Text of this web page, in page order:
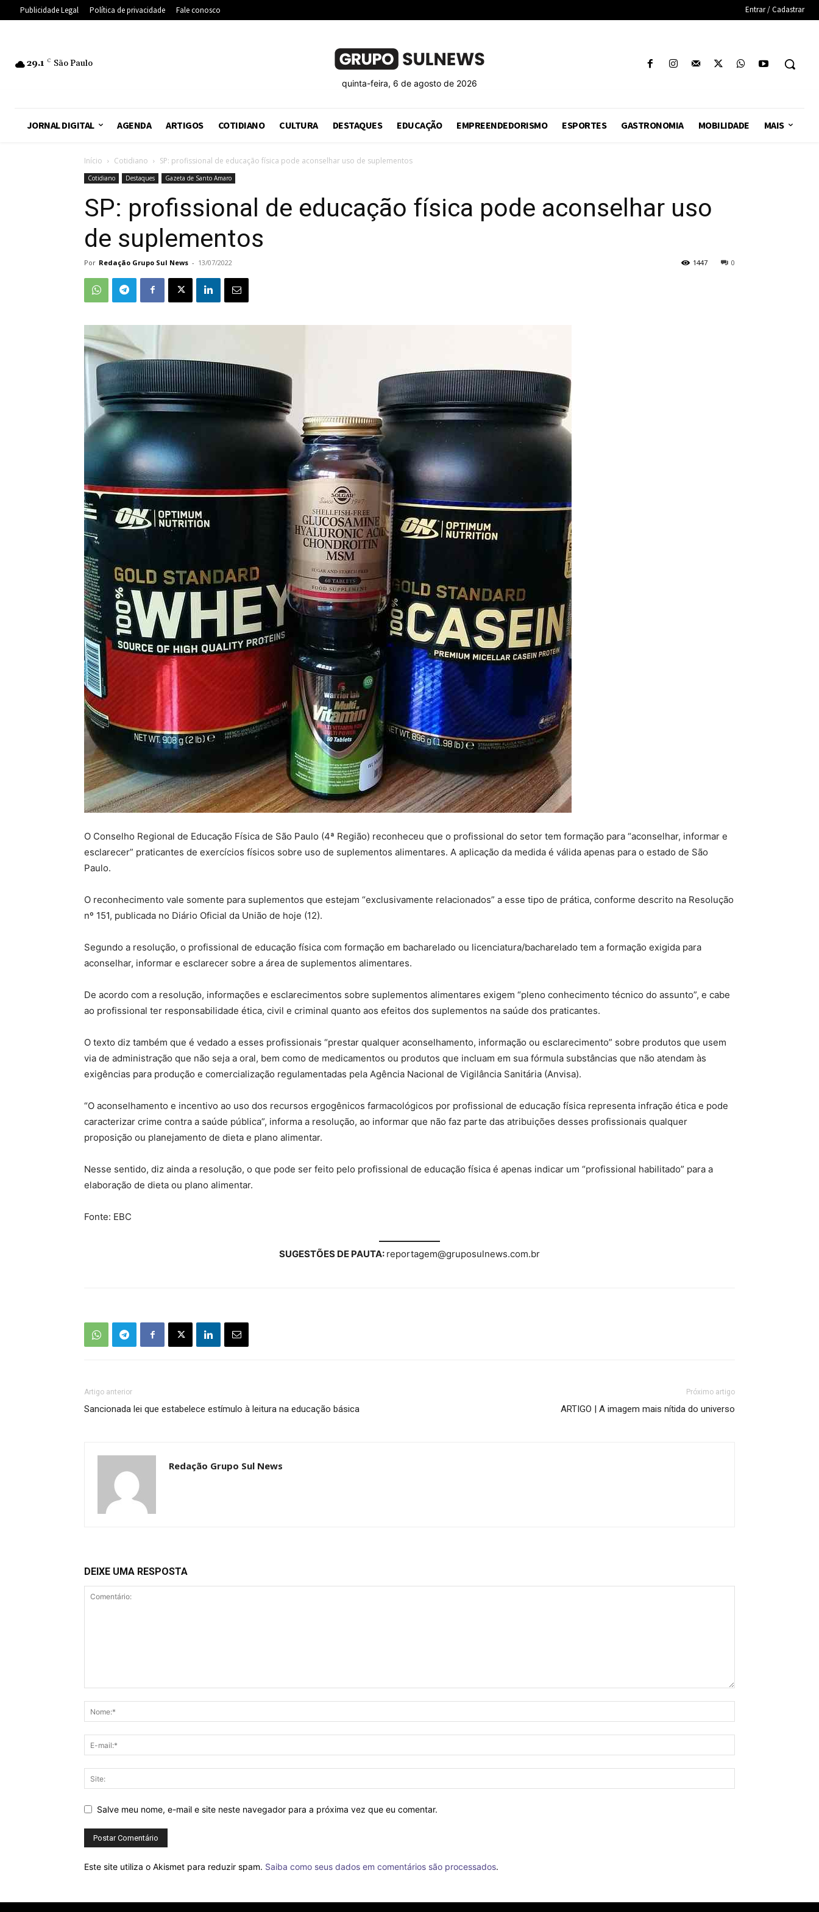
Publicidade Legal Política de privacidade Fale conosco Entrar / Cadastrar
29.1 C São Paulo
quinta-feira, 6 de agosto de 2026
JORNAL DIGITAL AGENDA ARTIGOS COTIDIANO CULTURA DESTAQUES EDUCAÇÃO EMPREENDEDORISMO ESPORTES GASTRONOMIA MOBILIDADE MAIS
Início Cotidiano SP: profissional de educação física pode aconselhar uso de suplementos
Cotidiano Destaques Gazeta de Santo Amaro
SP: profissional de educação física pode aconselhar uso
de suplementos
Por Redação Grupo Sul News - 13/07/2022 0
1447
O Conselho Regional de Educação Física de São Paulo (4ª Região) reconheceu que o profissional do setor tem formação para “aconselhar, informar e
esclarecer” praticantes de exercícios físicos sobre uso de suplementos alimentares. A aplicação da medida é válida apenas para o estado de São
Paulo.
O reconhecimento vale somente para suplementos que estejam “exclusivamente relacionados” a esse tipo de prática, conforme descrito na Resolução
nº 151, publicada no Diário Oficial da União de hoje (12).
Segundo a resolução, o profissional de educação física com formação em bacharelado ou licenciatura/bacharelado tem a formação exigida para
aconselhar, informar e esclarecer sobre a área de suplementos alimentares.
De acordo com a resolução, informações e esclarecimentos sobre suplementos alimentares exigem “pleno conhecimento técnico do assunto”, e cabe
ao profissional ter responsabilidade ética, civil e criminal quanto aos efeitos dos suplementos na saúde dos praticantes.
O texto diz também que é vedado a esses profissionais “prestar qualquer aconselhamento, informação ou esclarecimento” sobre produtos que usem
via de administração que não seja a oral, bem como de medicamentos ou produtos que incluam em sua fórmula substâncias que não atendam às
exigências para produção e comercialização regulamentadas pela Agência Nacional de Vigilância Sanitária (Anvisa).
“O aconselhamento e incentivo ao uso dos recursos ergogênicos farmacológicos por profissional de educação física representa infração ética e pode
caracterizar crime contra a saúde pública”, informa a resolução, ao informar que não faz parte das atribuições desses profissionais qualquer
proposição ou planejamento de dieta e plano alimentar.
Nesse sentido, diz ainda a resolução, o que pode ser feito pelo profissional de educação física é apenas indicar um “profissional habilitado” para a
elaboração de dieta ou plano alimentar.
Fonte: EBC
SUGESTÕES DE PAUTA: reportagem@gruposulnews.com.br
Artigo anterior
Sancionada lei que estabelece estímulo à leitura na educação básica
Próximo artigo
ARTIGO | A imagem mais nítida do universo
Redação Grupo Sul News
DEIXE UMA RESPOSTA
Salve meu nome, e-mail e site neste navegador para a próxima vez que eu comentar.
Este site utiliza o Akismet para reduzir spam. Saiba como seus dados em comentários são processados.